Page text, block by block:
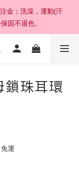
卡分期零利率。
金；洗澡，運動(汗
固不退色。
卡分期零利率。
珠耳環
運